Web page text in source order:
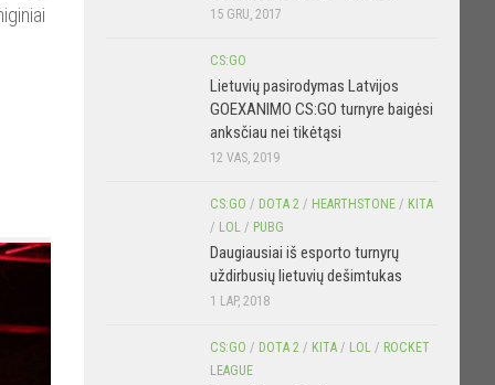
15 GRU, 2017
CS:GO
Lietuvių pasirodymas Latvijos
GOEXANIMO CS:GO turnyre baigėsi
anksčiau nei tikėtąsi
12 VAS, 2019
CS:GO / DOTA 2 / HEARTHSTONE / KITA
/ LOL / PUBG
Daugiausiai iš esporto turnyrų
uždirbusių lietuvių dešimtukas
1 LAP, 2018
CS:GO / DOTA 2 / KITA / LOL / ROCKET
LEAGUE